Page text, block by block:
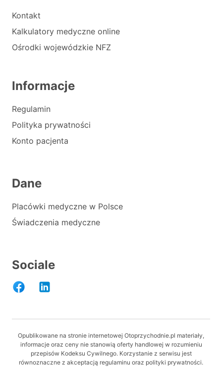
Kontakt
Kalkulatory medyczne online
Ośrodki wojewódzkie NFZ
Informacje
Regulamin
Polityka prywatności
Konto pacjenta
Dane
Placówki medyczne w Polsce
Świadczenia medyczne
Sociale
Opublikowane na stronie internetowej Otoprzychodnie.pl materiały,
informacje oraz ceny nie stanowią oferty handlowej w rozumieniu
przepisów Kodeksu Cywilnego. Korzystanie z serwisu jest
równoznaczne z akceptacją regulaminu oraz polityki prywatności.